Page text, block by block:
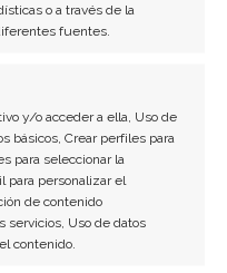
o a través de la
fuentes.
y/o acceder a ella, Uso de
básicos, Crear perfiles para
para seleccionar la
para personalizar el
de contenido
servicios, Uso de datos
contenido.
López